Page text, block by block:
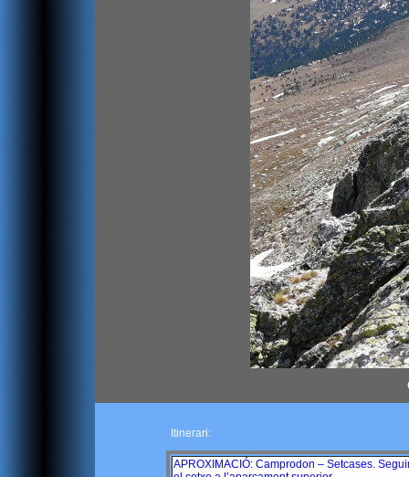
Itinerari:
APROXIMACIÓ: Camprodon – Setcases.